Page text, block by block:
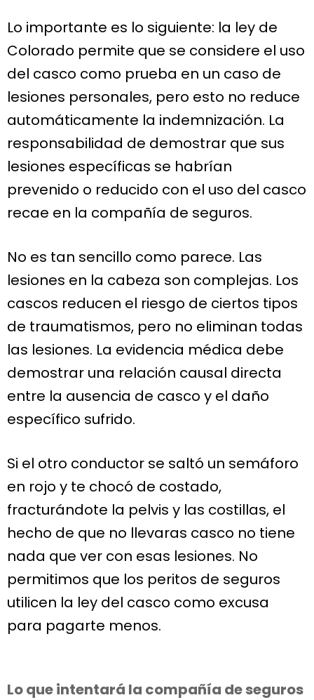
Lo importante es lo siguiente: la ley de
Colorado permite que se considere el uso
del casco como prueba en un caso de
lesiones personales, pero esto no reduce
automáticamente la indemnización. La
responsabilidad de demostrar que sus
lesiones específicas se habrían
prevenido o reducido con el uso del casco
recae en la compañía de seguros.
No es tan sencillo como parece. Las
lesiones en la cabeza son complejas. Los
cascos reducen el riesgo de ciertos tipos
de traumatismos, pero no eliminan todas
las lesiones. La evidencia médica debe
demostrar una relación causal directa
entre la ausencia de casco y el daño
específico sufrido.
Si el otro conductor se saltó un semáforo
en rojo y te chocó de costado,
fracturándote la pelvis y las costillas, el
hecho de que no llevaras casco no tiene
nada que ver con esas lesiones. No
permitimos que los peritos de seguros
utilicen la ley del casco como excusa
para pagarte menos.
Lo que intentará la compañía de seguros